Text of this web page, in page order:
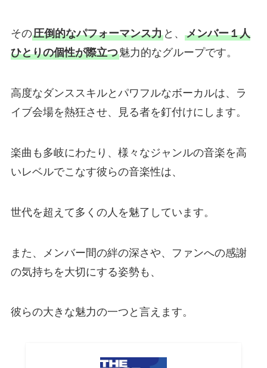
その圧倒的なパフォーマンス力と、 メンバー１人
ひとりの個性が際立つ魅力的なグループです。
高度なダンススキルとパワフルなボーカルは、ラ
イブ会場を熱狂させ、見る者を釘付けにします。
楽曲も多岐にわたり、様々なジャンルの音楽を高
いレベルでこなす彼らの音楽性は、
世代を超えて多くの人を魅了しています。
また、メンバー間の絆の深さや、ファンへの感謝
の気持ちを大切にする姿勢も、
彼らの大きな魅力の一つと言えます。